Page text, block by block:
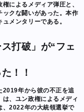
によるメディア弾圧と、
ックな闘いがあった。本作
メンタリーである。
打破」が“フェ
！！
2019年から彼の不正を追
、ユン政権によるメディ
、2022年の大統領選挙で